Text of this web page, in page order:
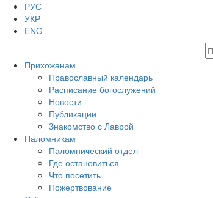
РУС
УКР
ENG
Прихожанам
Православный календарь
Расписание богослужений
Новости
Публикации
Знакомство с Лаврой
Паломникам
Паломнический отдел
Где остановиться
Что посетить
Пожертвование